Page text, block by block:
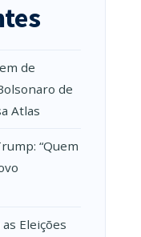
de
de
Atlas
“Quem
Eleições